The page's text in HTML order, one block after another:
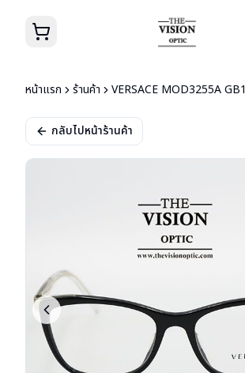
หน้าแรก ร้านค้า VERSACE MOD3255A GB1
กลับไปหน้าร้านค้า